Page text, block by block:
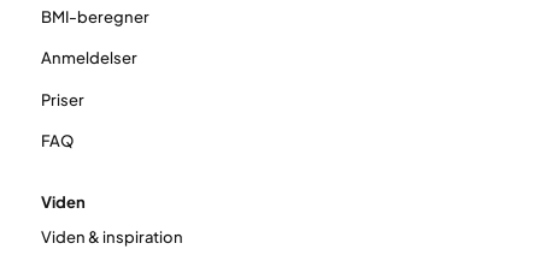
BMI-beregner
Anmeldelser
Priser
FAQ
Viden
Viden & inspiration